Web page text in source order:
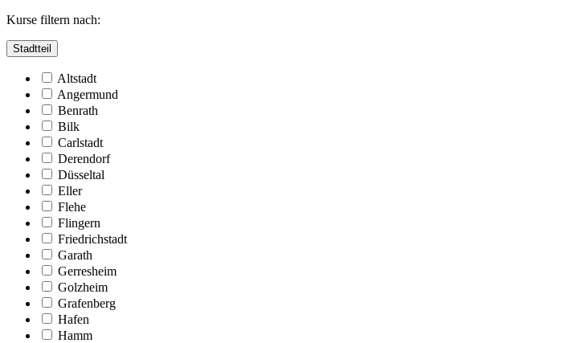
Kurse filtern nach:
Stadtteil
Altstadt
Angermund
Benrath
Bilk
Carlstadt
Derendorf
Düsseltal
Eller
Flehe
Flingern
Friedrichstadt
Garath
Gerresheim
Golzheim
Grafenberg
Hafen
Hamm